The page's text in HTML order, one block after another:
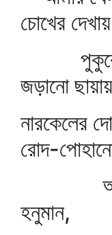
চোখের
পুকুরের
জড়ানো
নারকেলের
রোদ-
হনুমান,